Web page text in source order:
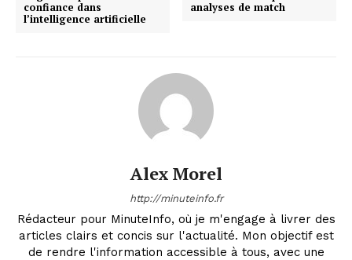
confiance dans
l’intelligence artificielle
analyses de match
Alex Morel
http://minuteinfo.fr
Rédacteur pour MinuteInfo, où je m'engage à livrer des
articles clairs et concis sur l'actualité. Mon objectif est
de rendre l'information accessible à tous, avec une